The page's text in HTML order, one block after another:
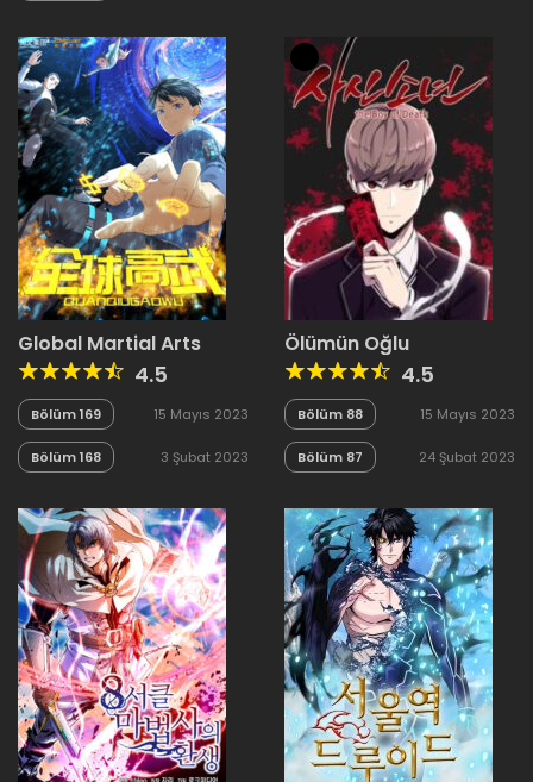
Global Martial Arts
4.5
Bölüm 169 15 Mayıs 2023
Bölüm 168 3 Şubat 2023
Ölümün Oğlu
4.5
Bölüm 88 15 Mayıs 2023
Bölüm 87 24 Şubat 2023